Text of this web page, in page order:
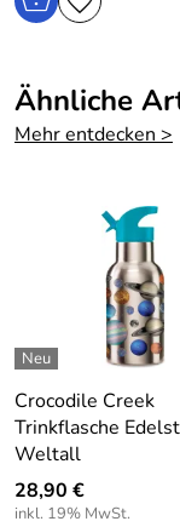
Ähnliche
Mehr entdecken >
Crocodile Creek
Trinkflasche
Weltall
28,90 €
inkl. 19% MwSt.